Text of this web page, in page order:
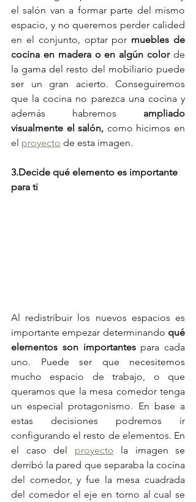
el salón van a formar parte del mismo
espacio, y no queremos perder calided
en el conjunto, optar por muebles de
cocina en madera o en algún color de
la gama del resto del mobiliario puede
ser un gran acierto. Conseguiremos
que la cocina no parezca una cocina y
además habremos ampliado
visualmente el salón, como hicimos en
el proyecto de esta imagen.
3.Decide qué elemento es importante
para ti
Al redistribuir los nuevos espacios es
importante empezar determinando qué
elementos son importantes para cada
uno. Puede ser que necesitemos
mucho espacio de trabajo, o que
queramos que la mesa comedor tenga
un especial protagonismo. En base a
estas decisiones podremos ir
configurando el resto de elementos. En
el caso del proyecto la imagen se
derribó la pared que separaba la cocina
del comedor, y fue la mesa cuadrada
del comedor el eje en torno al cual se